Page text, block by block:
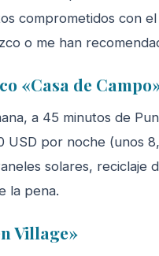
comprometidos con
o me han
«Casa de
a 45 minutos de
USD por noche (unos
solares, reciclaje
la pena.
Village»